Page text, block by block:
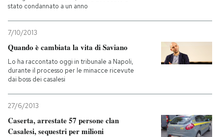
stato condannato a un anno
7/10/2013
Quando è cambiata la vita di Saviano
Lo ha raccontato oggi in tribunale a Napoli,
durante il processo per le minacce ricevute
dai boss dei casalesi
27/6/2013
Caserta, arrestate 57 persone clan
Casalesi, sequestri per milioni